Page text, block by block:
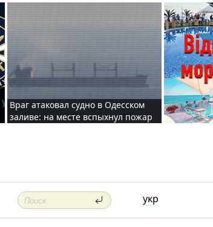
Враг атаковал судно в Одесском
заливе: на месте вспыхнул пожар
укр